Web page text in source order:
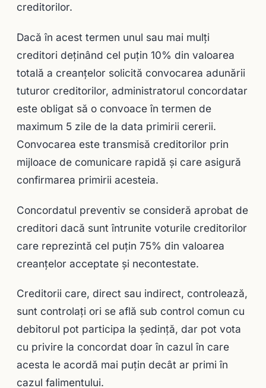
creditorilor.
Dacă în acest termen unul sau mai mulţi
creditori deţinând cel puţin 10% din valoarea
totală a creanţelor solicită convocarea adunării
tuturor creditorilor, administratorul concordatar
este obligat să o convoace în termen de
maximum 5 zile de la data primirii cererii.
Convocarea este transmisă creditorilor prin
mijloace de comunicare rapidă şi care asigură
confirmarea primirii acesteia.
Concordatul preventiv se consideră aprobat de
creditori dacă sunt întrunite voturile creditorilor
care reprezintă cel puţin 75% din valoarea
creanţelor acceptate şi necontestate.
Creditorii care, direct sau indirect, controlează,
sunt controlaţi ori se află sub control comun cu
debitorul pot participa la şedinţă, dar pot vota
cu privire la concordat doar în cazul în care
acesta le acordă mai puţin decât ar primi în
cazul falimentului.